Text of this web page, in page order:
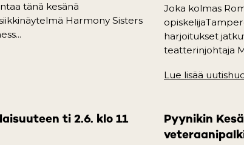
tänä kesänä
Harmony Sisters
Joka kolmas
harjoitukset
teatterinjohtaja
Lue lisää
ti 2.6. klo 11
Pyynikin